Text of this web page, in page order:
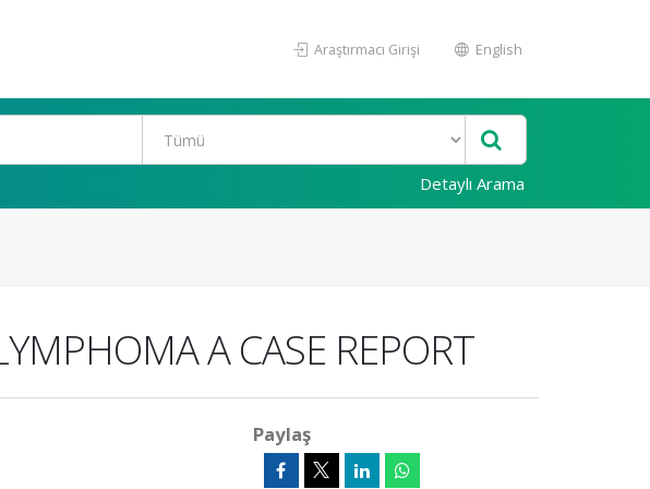
Araştırmacı Girişi English
Detaylı Arama
A CASE REPORT
Paylaş